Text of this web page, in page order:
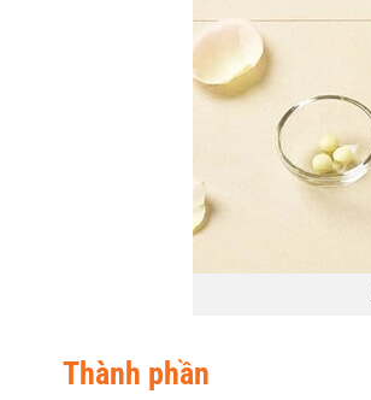
Thành phần